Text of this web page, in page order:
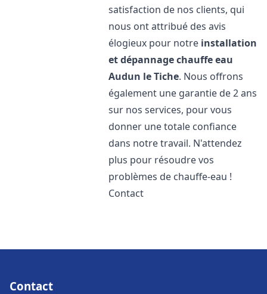
satisfaction de nos clients, qui
nous ont attribué des avis
élogieux pour notre installation
et dépannage chauffe eau
Audun le Tiche. Nous offrons
également une garantie de 2 ans
sur nos services, pour vous
donner une totale confiance
dans notre travail. N'attendez
plus pour résoudre vos
problèmes de chauffe-eau !
Contact
Contact